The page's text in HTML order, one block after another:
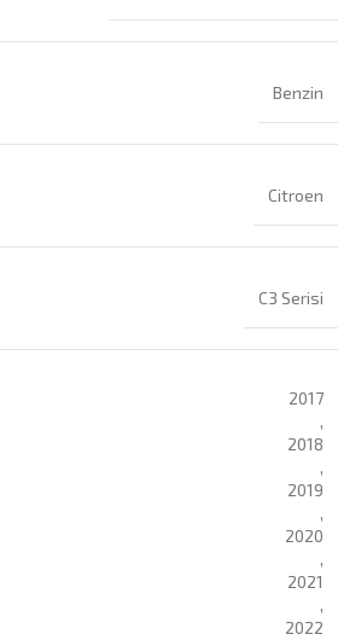
Benzin
Citroen
C3 Serisi
2017
,
2018
,
2019
,
2020
,
2021
,
2022